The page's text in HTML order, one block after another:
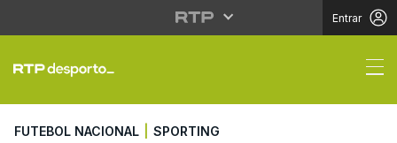
Entrar
St. Juste pede
FUTEBOL NACIONAL SPORTING